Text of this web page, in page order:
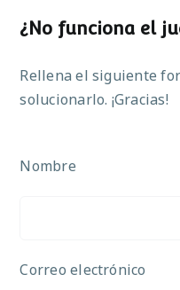
¿No funciona el
Rellena el siguiente
solucionarlo. ¡Gracias!
Nombre
Correo electrónico